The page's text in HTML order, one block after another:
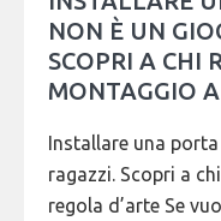
NON È UN
SCOPRI A CHI
MONTAGGIO
Installare una
ragazzi. Scopri a
regola d’arte Se